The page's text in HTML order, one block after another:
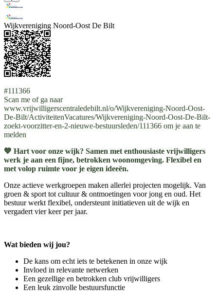
Wijkvereniging Noord-Oost De Bilt
#111366
Scan me of ga naar
www.vrijwilligerscentraledebilt.nl/o/Wijkvereniging-Noord-Oost-
De-Bilt/ActiviteitenVacatures/Wijkvereniging-Noord-Oost-De-Bilt-
zoekt-voorzitter-en-2-nieuwe-bestuursleden/111366 om je aan te
melden
💙 Hart voor onze wijk? Samen met enthousiaste vrijwilligers
werk je aan een fijne, betrokken woonomgeving. Flexibel en
met volop ruimte voor je eigen ideeën.
Onze actieve werkgroepen maken allerlei projecten mogelijk. Van
groen & sport tot cultuur & ontmoetingen voor jong en oud. Het
bestuur werkt flexibel, ondersteunt initiatieven uit de wijk en
vergadert vier keer per jaar.
Wat bieden wij jou?
De kans om echt iets te betekenen in onze wijk
Invloed in relevante netwerken
Een gezellige en betrokken club vrijwilligers
Een leuk zinvolle bestuursfunctie